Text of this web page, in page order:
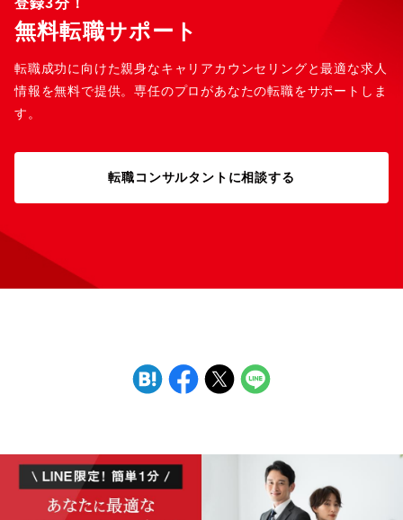
登録3分！
無料転職サポート
転職成功に向けた親身なキャリアカウンセリングと最適な求人
情報を無料で提供。専任のプロがあなたの転職をサポートしま
す。
転職コンサルタントに相談する